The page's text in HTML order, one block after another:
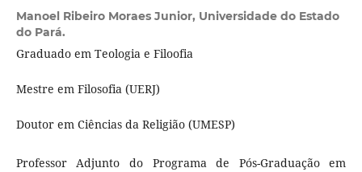
Manoel Ribeiro Moraes Junior, Universidade do Estado
do Pará.
Graduado em Teologia e Filoofia
Mestre em Filosofia (UERJ)
Doutor em Ciências da Religião (UMESP)
Professor Adjunto do Programa de Pós-Graduação em